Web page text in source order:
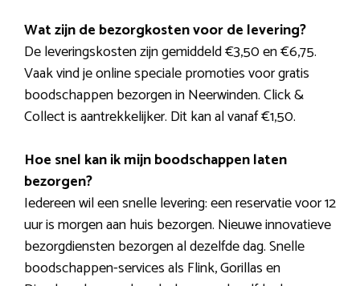
Wat zijn de bezorgkosten voor de levering?
De leveringskosten zijn gemiddeld €3,50 en €6,75.
Vaak vind je online speciale promoties voor gratis
boodschappen bezorgen in Neerwinden. Click &
Collect is aantrekkelijker. Dit kan al vanaf €1,50.
Hoe snel kan ik mijn boodschappen laten
bezorgen?
Iedereen wil een snelle levering: een reservatie voor 12
uur is morgen aan huis bezorgen. Nieuwe innovatieve
bezorgdiensten bezorgen al dezelfde dag. Snelle
boodschappen-services als Flink, Gorillas en